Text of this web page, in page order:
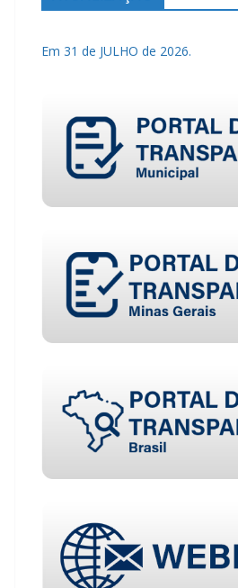
Em 31 de JULHO de 2026.